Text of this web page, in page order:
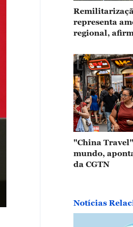
representa
regional,
"China
mundo,
da CGTN
Notícias